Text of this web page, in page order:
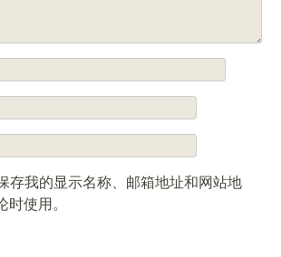
存我的显示名称、邮箱地址和网站地
时使用。